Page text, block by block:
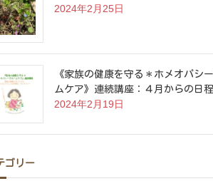
2024年2月25日
《家族の健康を守る＊ホメオパシ
ムケア》連続講座：４月からの日程
2024年2月19日
ゴリー